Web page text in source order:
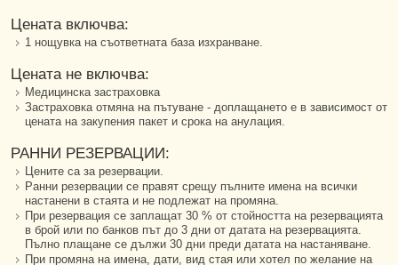
Цената включва:
1 нощувка на съответната база изхранване.
Цената не включва:
Медицинска застраховка
Застраховка отмяна на пътуване - доплащането е в зависимост от
цената на закупения пакет и срока на анулация.
РАННИ РЕЗЕРВАЦИИ:
Цените са за резервации.
Ранни резервации се правят срещу пълните имена на всички
настанени в стаята и не подлежат на промяна.
При резервация се заплащат 30 % от стойността на резервацията
в брой или по банков път до 3 дни от датата на резервацията.
Пълно плащане се дължи 30 дни преди датата на настаняване.
При промяна на имена, дати, вид стая или хотел по желание на